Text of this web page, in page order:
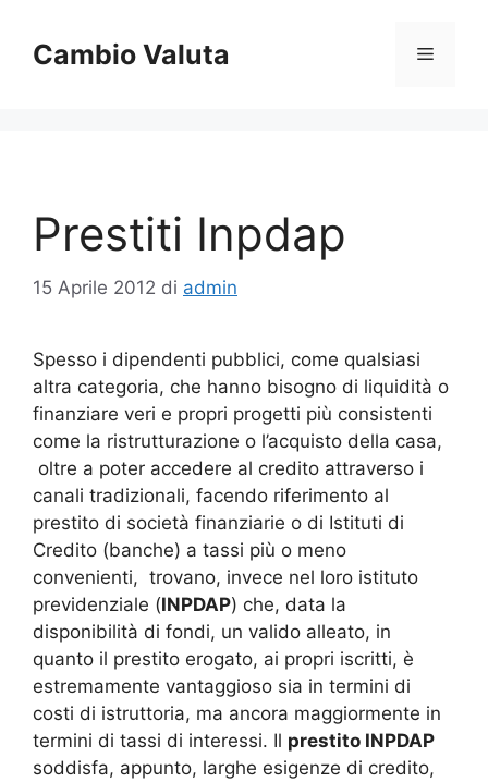
contenuto
Cambio Valuta Menu
Prestiti Inpdap
15 Aprile 2012 di admin
Spesso i dipendenti pubblici, come qualsiasi
altra categoria, che hanno bisogno di liquidità o
finanziare veri e propri progetti più consistenti
come la ristrutturazione o l’acquisto della casa,
oltre a poter accedere al credito attraverso i
canali tradizionali, facendo riferimento al
prestito di società finanziarie o di Istituti di
Credito (banche) a tassi più o meno
convenienti, trovano, invece nel loro istituto
previdenziale (INPDAP) che, data la
disponibilità di fondi, un valido alleato, in
quanto il prestito erogato, ai propri iscritti, è
estremamente vantaggioso sia in termini di
costi di istruttoria, ma ancora maggiormente in
termini di tassi di interessi. Il prestito INPDAP
soddisfa, appunto, larghe esigenze di credito,